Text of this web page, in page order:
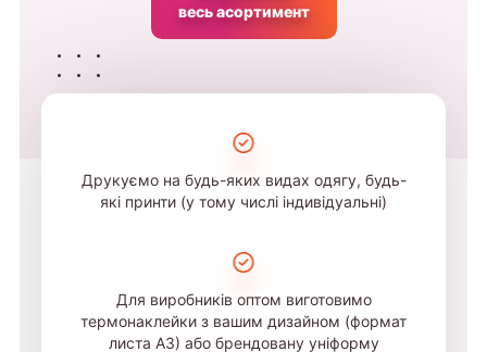
весь асортимент
Друкуємо на будь-яких видах одягу, будь-
які принти (у тому числі індивідуальні)
Для виробників оптом виготовимо
термонаклейки з вашим дизайном (формат
листа А3) або брендовану уніформу